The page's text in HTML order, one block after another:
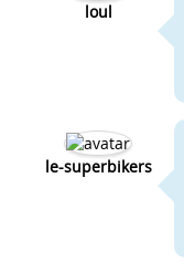
loul
le-superbikers